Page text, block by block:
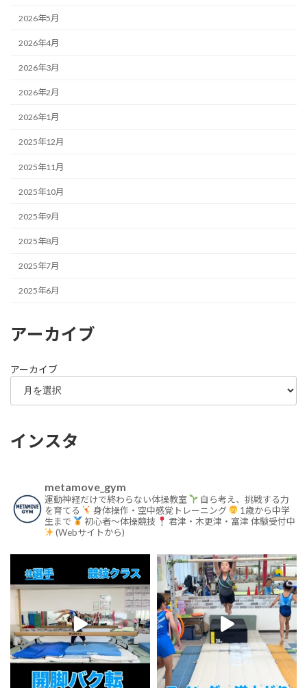
2026年5月
2026年4月
2026年3月
2026年2月
2026年1月
2025年12月
2025年11月
2025年10月
2025年9月
2025年8月
2025年7月
2025年6月
アーカイブ
アーカイブ
インスタ
metamove_gym
運動神経だけで終わらない体操教室
自ら考え、挑戦する力
を育てる
身体操作・空中感覚トレーニング
1歳から中学
生まで
初心者〜体操競技 君津・木更津・富津 体験受付中
(Webサイトから)